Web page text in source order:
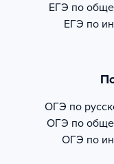
ЕГЭ по
ЕГЭ по
ОГЭ по
ОГЭ по
ОГЭ по